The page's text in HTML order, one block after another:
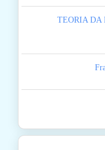
TEORIA DA